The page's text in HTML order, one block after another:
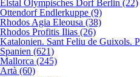
Elstal Olympisches Dorf Berlin (22)
Ottendorf Endlerkuppe (9)
Rhodos Agia Eleousa (38)
Rhodos Profitis Ilias (26)
Katalonien. Sant Feliu de Guixols.
Spanien (621)
Mallorca (245)
Artà (60)